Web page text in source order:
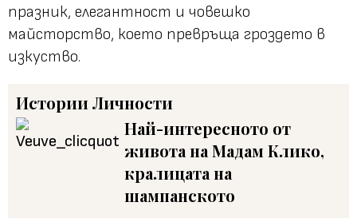
празник, елегантност и човешко
майсторство, което превръща гроздето в
изкуство.
ИсторииЛичности
Най-интересното от
живота на Мадам Клико,
кралицата на
шампанското